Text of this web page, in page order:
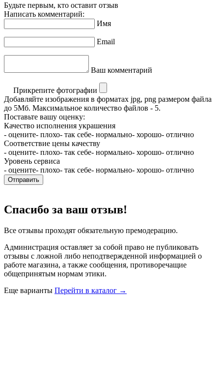
Будьте первым, кто оставит отзыв
Написать комментарий:
Имя
Email
Ваш комментарий
Прикрепите фотографии
Добавляйте изображения в форматах jpg, png размером файла
до 5Мб. Максимальное количество файлов - 5.
Поставьте вашу оценку:
Качество исполнения украшения
- оцените- плохо- так себе- нормально- хорошо- отлично
Соответствие цены качеству
- оцените- плохо- так себе- нормально- хорошо- отлично
Уровень сервиса
- оцените- плохо- так себе- нормально- хорошо- отлично
Отправить
Спасибо за ваш отзыв!
Все отзывы проходят обязательную премодерацию.
Администрация оставляет за собой право не публиковать
отзывы с ложной либо неподтвержденной информацией о
работе магазина, а также сообщения, противоречащие
общепринятым нормам этики.
Еще варианты Перейти в каталог →